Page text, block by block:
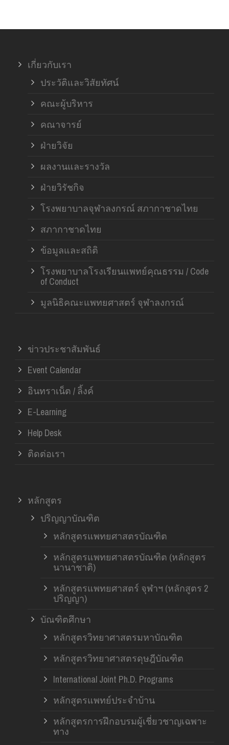
เกี่ยวกับเรา
ประวัติและวิสัยทัศน์
คณะผู้บริหาร
คณาจารย์
ฝ่ายวิจัย
ผลงานและรางวัล
ฝ่ายวิรัชกิจ
โรงพยาบาลจุฬาลงกรณ์ สภากาชาดไทย
สภากาชาดไทย
ข้อมูลและสถิติ
โรงพยาบาลโรงเรียนแพทย์คุณธรรม / Code
of Conduct
มูลนิธิคณะแพทยศาสตร์ จุฬาลงกรณ์
ข่าวประชาสัมพันธ์
Event Calendar
อินทราเน็ต / ลิ้งค์
E-Learning
Help Desk
ติดต่อเรา
หลักสูตร
ปริญญาบัณฑิต
หลักสูตรแพทยศาสตรบัณฑิต
หลักสูตรแพทยศาสตรบัณฑิต (หลักสูตร
นานาชาติ)
หลักสูตรแพทยศาสตร์ จุฬาฯ (หลักสูตร 2
ปริญญา)
บัณฑิตศึกษา
หลักสูตรวิทยาศาสตรมหาบัณฑิต
หลักสูตรวิทยาศาสตรดุษฎีบัณฑิต
International Joint Ph.D. Programs
หลักสูตรแพทย์ประจำบ้าน
หลักสูตรการฝึกอบรมผู้เชี่ยวชาญเฉพาะ
ทาง